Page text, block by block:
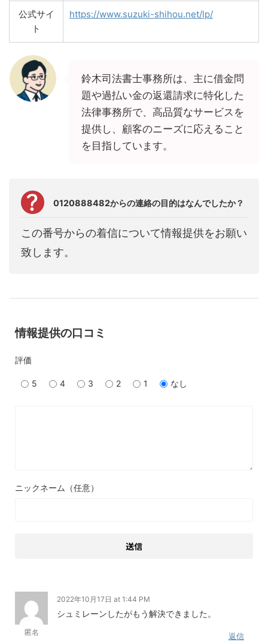
公式サイ
ト
https://www.suzuki-shihou.net/lp/
鈴木司法書士事務所は、主に借金問
題や過払い金の返還請求に特化した
法律事務所で、高品質なサービスを
提供し、顧客のニーズに応えること
を目指しています。
0120888482からの連絡の目的はなんでしたか？
この番号からの着信について情報提供をお願い
致します。
情報提供の口コミ
評価
5 4 3 2 1 なし
ニックネーム（任意）
匿名
2022年10月17日 at 1:44 PM
シュミレーンしたがもう解決できました。
返信